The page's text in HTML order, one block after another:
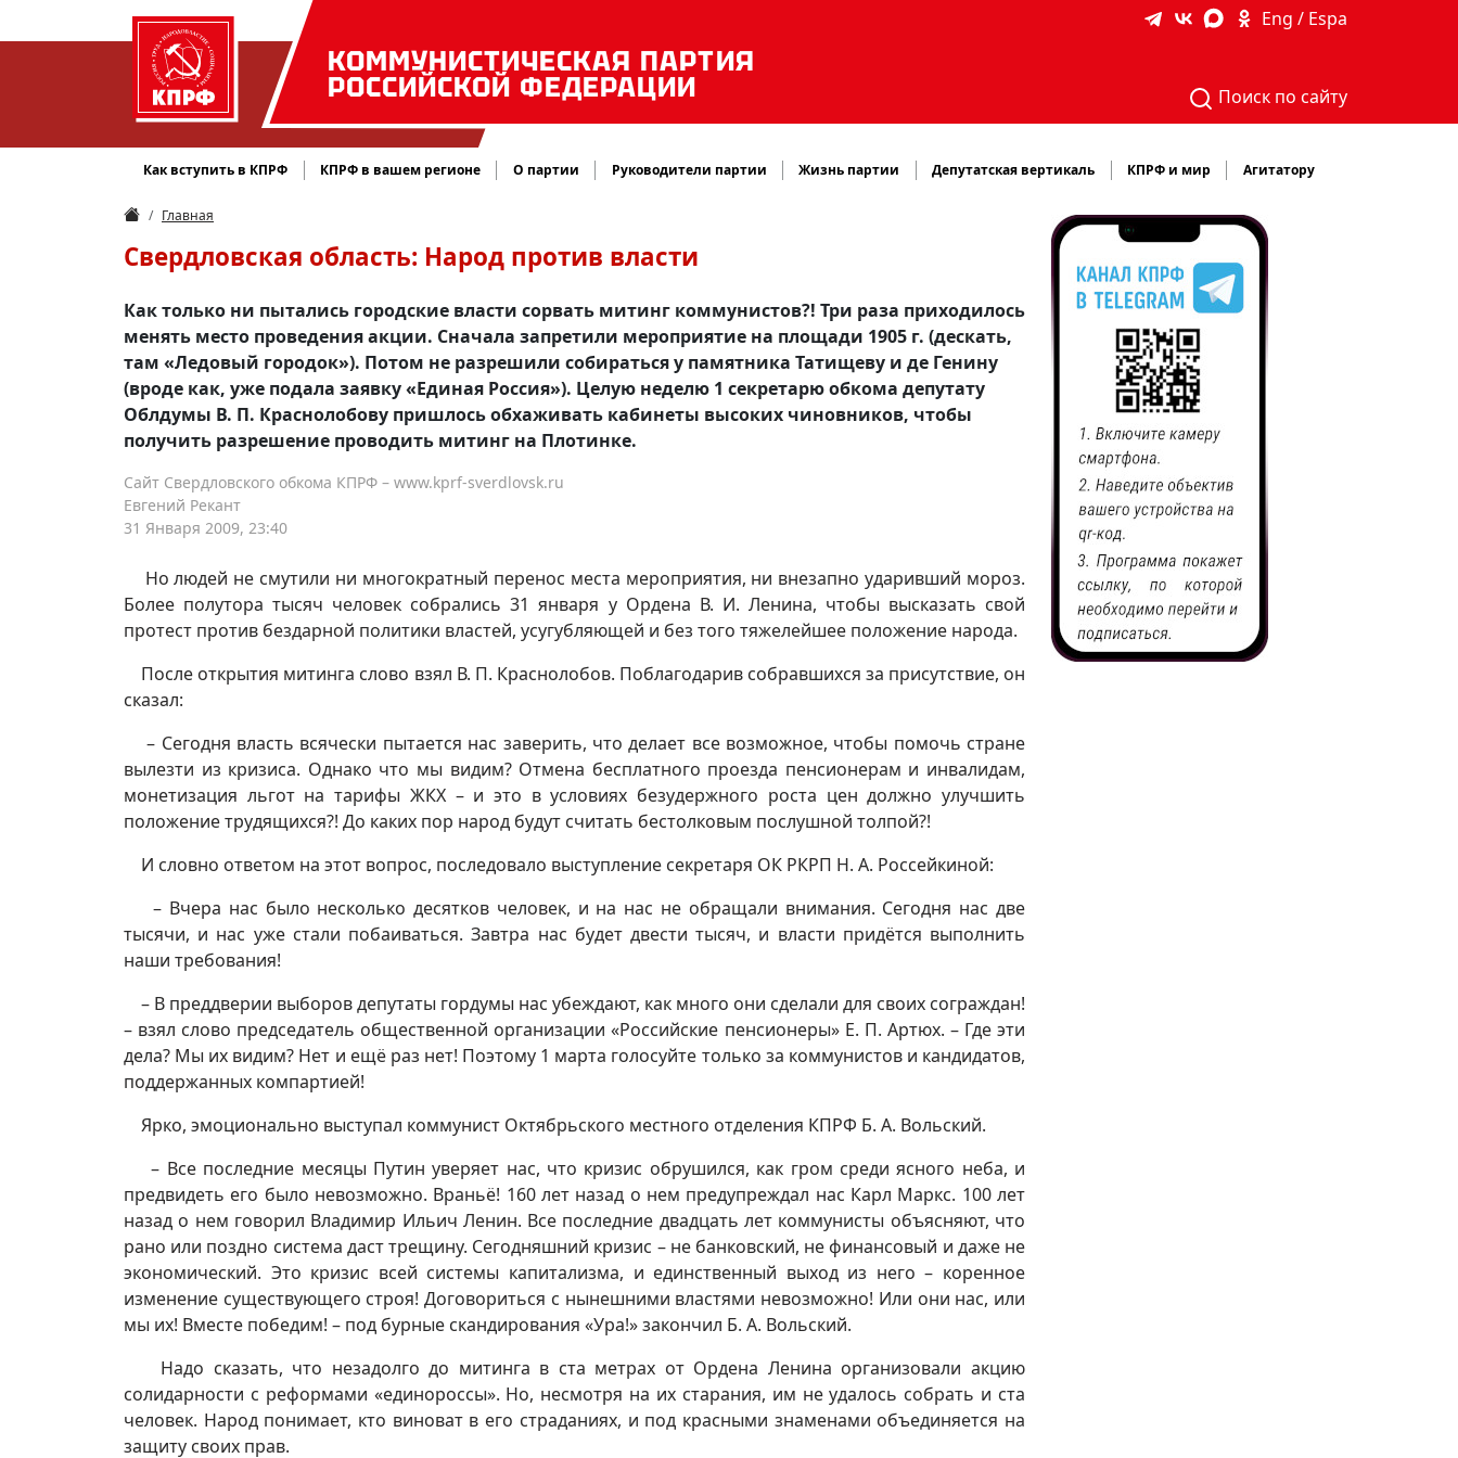
КОММУНИСТИЧЕСКАЯ ПАРТИЯ
РОССИЙСКОЙ ФЕДЕРАЦИИ
Eng / Espa
Поиск по сайту
Как вступить в КПРФ КПРФ в вашем регионе О партии Руководители партии Жизнь партии Депутатская вертикаль КПРФ и мир Агитатору
Главная
Свердловская область: Народ против власти
Как только ни пытались городские власти сорвать митинг коммунистов?! Три раза приходилось
менять место проведения акции. Сначала запретили мероприятие на площади 1905 г. (дескать,
там «Ледовый городок»). Потом не разрешили собираться у памятника Татищеву и де Генину
(вроде как, уже подала заявку «Единая Россия»). Целую неделю 1 секретарю обкома депутату
Облдумы В. П. Краснолобову пришлось обхаживать кабинеты высоких чиновников, чтобы
получить разрешение проводить митинг на Плотинке.
Сайт Свердловского обкома КПРФ – www.kprf-sverdlovsk.ru
Евгений Рекант
31 Января 2009, 23:40
Но людей не смутили ни многократный перенос места мероприятия, ни внезапно ударивший мороз.
Более полутора тысяч человек собрались 31 января у Ордена В. И. Ленина, чтобы высказать свой
протест против бездарной политики властей, усугубляющей и без того тяжелейшее положение народа.
После открытия митинга слово взял В. П. Краснолобов. Поблагодарив собравшихся за присутствие, он
сказал:
– Сегодня власть всячески пытается нас заверить, что делает все возможное, чтобы помочь стране
вылезти из кризиса. Однако что мы видим? Отмена бесплатного проезда пенсионерам и инвалидам,
монетизация льгот на тарифы ЖКХ – и это в условиях безудержного роста цен должно улучшить
положение трудящихся?! До каких пор народ будут считать бестолковым послушной толпой?!
И словно ответом на этот вопрос, последовало выступление секретаря ОК РКРП Н. А. Россейкиной:
– Вчера нас было несколько десятков человек, и на нас не обращали внимания. Сегодня нас две
тысячи, и нас уже стали побаиваться. Завтра нас будет двести тысяч, и власти придётся выполнить
наши требования!
– В преддверии выборов депутаты гордумы нас убеждают, как много они сделали для своих сограждан!
– взял слово председатель общественной организации «Российские пенсионеры» Е. П. Артюх. – Где эти
дела? Мы их видим? Нет и ещё раз нет! Поэтому 1 марта голосуйте только за коммунистов и кандидатов,
поддержанных компартией!
Ярко, эмоционально выступал коммунист Октябрьского местного отделения КПРФ Б. А. Вольский.
– Все последние месяцы Путин уверяет нас, что кризис обрушился, как гром среди ясного неба, и
предвидеть его было невозможно. Враньё! 160 лет назад о нем предупреждал нас Карл Маркс. 100 лет
назад о нем говорил Владимир Ильич Ленин. Все последние двадцать лет коммунисты объясняют, что
рано или поздно система даст трещину. Сегодняшний кризис – не банковский, не финансовый и даже не
экономический. Это кризис всей системы капитализма, и единственный выход из него – коренное
изменение существующего строя! Договориться с нынешними властями невозможно! Или они нас, или
мы их! Вместе победим! – под бурные скандирования «Ура!» закончил Б. А. Вольский.
Надо сказать, что незадолго до митинга в ста метрах от Ордена Ленина организовали акцию
солидарности с реформами «единороссы». Но, несмотря на их старания, им не удалось собрать и ста
человек. Народ понимает, кто виноват в его страданиях, и под красными знаменами объединяется на
защиту своих прав.